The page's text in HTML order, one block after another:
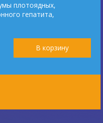
плотоядных,
гепатита,